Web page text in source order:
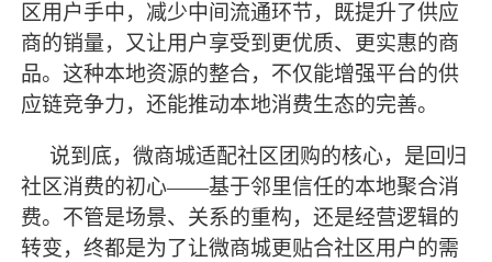
区用户手中，减少中间流通环节，既提升了供应
商的销量，又让用户享受到更优质、更实惠的商
品。这种本地资源的整合，不仅能增强平台的供
应链竞争力，还能推动本地消费生态的完善。
说到底，微商城适配社区团购的核心，是回归
社区消费的初心——基于邻里信任的本地聚合消
费。不管是场景、关系的重构，还是经营逻辑的
转变，终都是为了让微商城更贴合社区用户的需